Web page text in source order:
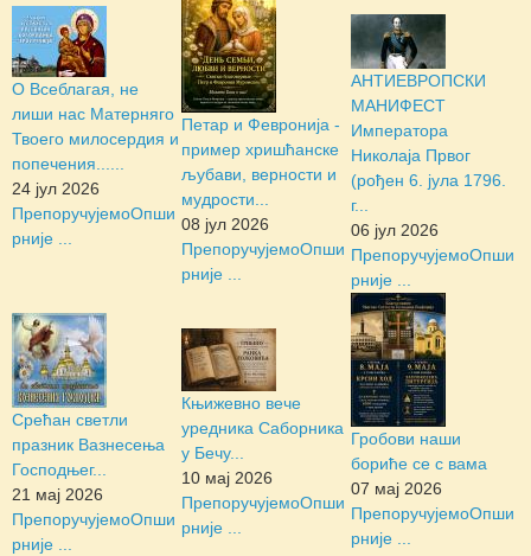
О Всеблагая, не
лиши нас Матерняго
Твоего милосердия и
попечения......
24 јул 2026
ПрепоручујемоОпши
рније ...
Петар и Февронија -
пример хришћанске
љубави, верности и
мудрости...
08 јул 2026
ПрепоручујемоОпши
рније ...
АНТИЕВРОПСКИ
МАНИФЕСТ
Императора
Николаја Првог
(рођен 6. јула 1796.
г...
06 јул 2026
ПрепоручујемоОпши
рније ...
Срећан светли
празник Вазнесења
Господњег...
21 мај 2026
ПрепоручујемоОпши
рније ...
Књижевно вече
уредника Саборника
у Бечу...
10 мај 2026
ПрепоручујемоОпши
рније ...
Гробови наши
бориће се с вама
07 мај 2026
ПрепоручујемоОпши
рније ...